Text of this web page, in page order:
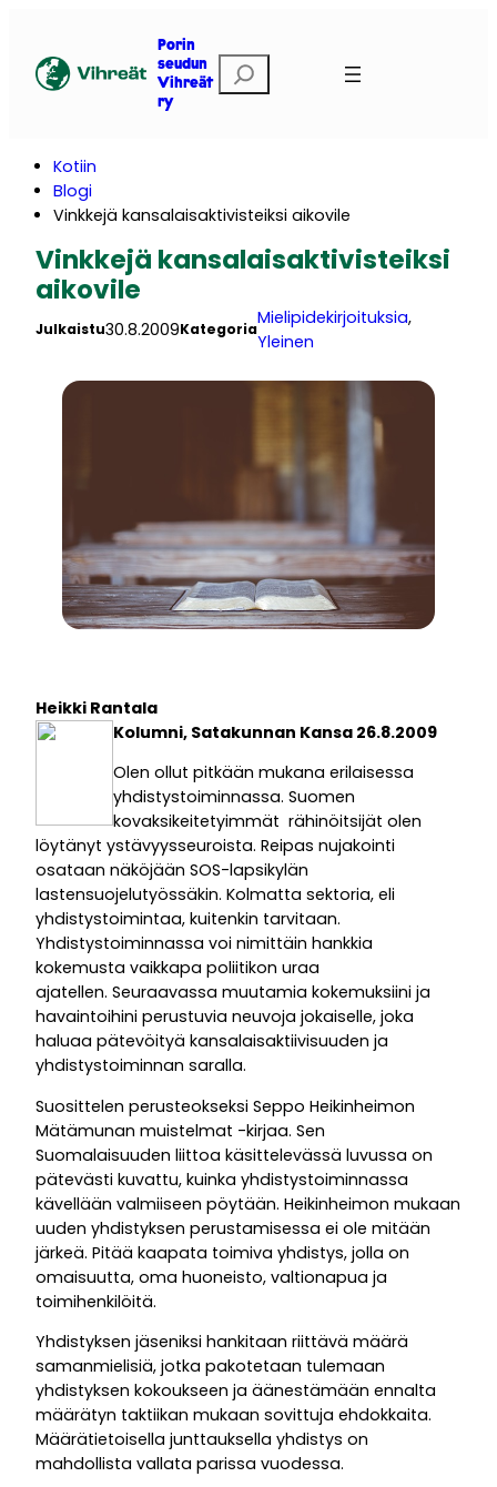
Porin
seudun
Vihreät
ry
t
Kotiin
Blogi
Vinkkejä kansalaisaktivisteiksi aikovile
Vinkkejä kansalaisaktivisteiksi
aikovile
Julkaistu30.8.2009Kategoria
Mielipidekirjoituksia
Yleinen
Heikki Rantala
Kolumni, Satakunnan Kansa 26.8.2009
Olen ollut pitkään mukana erilaisessa
yhdistystoiminnassa. Suomen
kovaksikeitetyimmät rähinöitsijät olen
löytänyt ystävyysseuroista. Reipas nujakointi
osataan näköjään SOS-lapsikylän
lastensuojelutyössäkin. Kolmatta sektoria, eli
yhdistystoimintaa, kuitenkin tarvitaan.
Yhdistystoiminnassa voi nimittäin hankkia
kokemusta vaikkapa poliitikon uraa
ajatellen. Seuraavassa muutamia kokemuksiini ja
havaintoihini perustuvia neuvoja jokaiselle, joka
haluaa pätevöityä kansalaisaktiivisuuden ja
yhdistystoiminnan saralla.
Suosittelen perusteokseksi Seppo Heikinheimon
Mätämunan muistelmat -kirjaa. Sen
Suomalaisuuden liittoa käsittelevässä luvussa on
pätevästi kuvattu, kuinka yhdistystoiminnassa
kävellään valmiiseen pöytään. Heikinheimon mukaan
uuden yhdistyksen perustamisessa ei ole mitään
järkeä. Pitää kaapata toimiva yhdistys, jolla on
omaisuutta, oma huoneisto, valtionapua ja
toimihenkilöitä.
Yhdistyksen jäseniksi hankitaan riittävä määrä
samanmielisiä, jotka pakotetaan tulemaan
yhdistyksen kokoukseen ja äänestämään ennalta
määrätyn taktiikan mukaan sovittuja ehdokkaita.
Määrätietoisella junttauksella yhdistys on
mahdollista vallata parissa vuodessa.